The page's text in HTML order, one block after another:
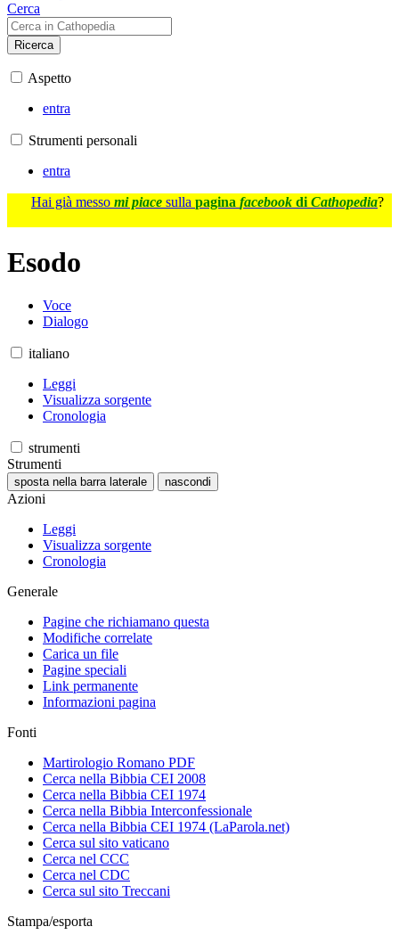
Cerca
Ricerca
Aspetto
entra
Strumenti personali
entra
Hai già messo mi piace sulla pagina facebook di Cathopedia?
Esodo
Voce
Dialogo
italiano
Leggi
Visualizza sorgente
Cronologia
strumenti
Strumenti
sposta nella barra laterale nascondi
Azioni
Leggi
Visualizza sorgente
Cronologia
Generale
Pagine che richiamano questa
Modifiche correlate
Carica un file
Pagine speciali
Link permanente
Informazioni pagina
Fonti
Martirologio Romano PDF
Cerca nella Bibbia CEI 2008
Cerca nella Bibbia CEI 1974
Cerca nella Bibbia Interconfessionale
Cerca nella Bibbia CEI 1974 (LaParola.net)
Cerca sul sito vaticano
Cerca nel CCC
Cerca nel CDC
Cerca sul sito Treccani
Stampa/esporta